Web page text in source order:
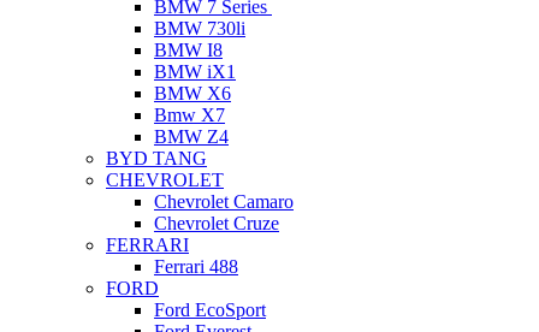
BMW 7 Series
BMW 730li
BMW I8
BMW iX1
BMW X6
Bmw X7
BMW Z4
BYD TANG
CHEVROLET
Chevrolet Camaro
Chevrolet Cruze
FERRARI
Ferrari 488
FORD
Ford EcoSport